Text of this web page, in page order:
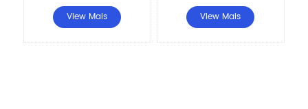
View Mais View Mais